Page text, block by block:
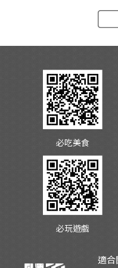
必吃美食
必玩遊戲
適